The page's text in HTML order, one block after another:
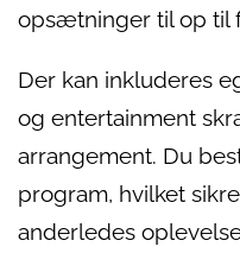
opsætninger til op til
Der kan inkluderes
og entertainment
arrangement. Du
program, hvilket
anderledes